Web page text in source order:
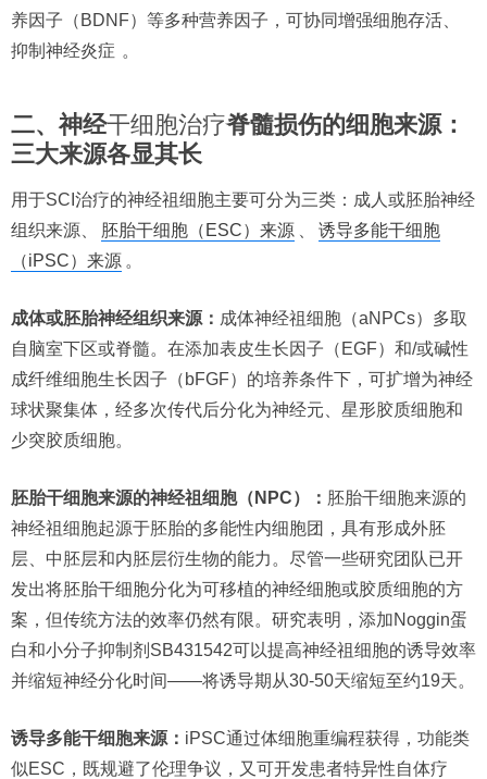
养因子（BDNF）等多种营养因子，可协同增强细胞存活、
抑制神经炎症 。
二、神经干细胞治疗脊髓损伤的细胞来源：
三大来源各显其长
用于SCI治疗的神经祖细胞主要可分为三类：成人或胚胎神经
组织来源、
胚胎干细胞（ESC）来源
诱导多能干细胞
（iPSC）来源 。
成体或胚胎神经组织来源： 成体神经祖细胞（aNPCs）多取
自脑室下区或脊髓。在添加表皮生长因子（EGF）和/或碱性
成纤维细胞生长因子（bFGF）的培养条件下，可扩增为神经
球状聚集体，经多次传代后分化为神经元、星形胶质细胞和
少突胶质细胞。
胚胎干细胞来源的神经祖细胞（NPC）： 胚胎干细胞来源的
神经祖细胞起源于胚胎的多能性内细胞团，具有形成外胚
层、中胚层和内胚层衍生物的能力。尽管一些研究团队已开
发出将胚胎干细胞分化为可移植的神经细胞或胶质细胞的方
案，但传统方法的效率仍然有限。研究表明，添加Noggin蛋
白和小分子抑制剂SB431542可以提高神经祖细胞的诱导效率
并缩短神经分化时间——将诱导期从30-50天缩短至约19天。
诱导多能干细胞来源： iPSC通过体细胞重编程获得，功能类
似ESC，既规避了伦理争议，又可开发患者特异性自体疗